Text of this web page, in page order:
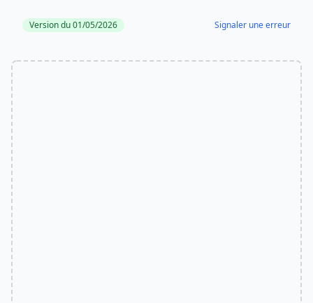
Version du 01/05/2026 Signaler une erreur